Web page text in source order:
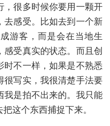
，很多时候你要用一颗开
去感受。比如去到一个新
游客，而是会在当地生
受真实的状态。而且创
不一样，如果是不熟悉
很写实，我很清楚手法要
我是拍不出来的。我只能
这个东西捕捉下来。